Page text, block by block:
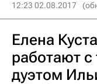
12:23 02.08.2017
Елена
работают
дуэтом